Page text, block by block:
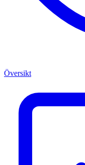
Översikt